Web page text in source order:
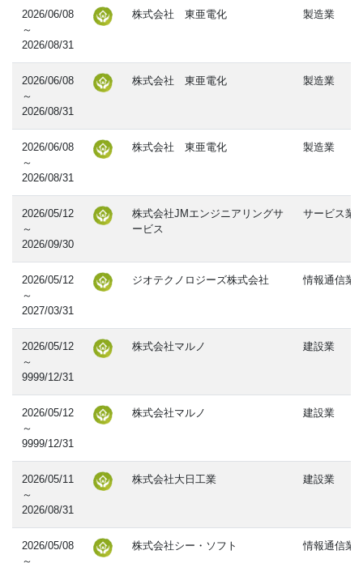
2026/06/08
～
2026/08/31
株式会社 東亜電化 製造業
2026/06/08
～
2026/08/31
株式会社 東亜電化 製造業
2026/06/08
～
2026/08/31
株式会社 東亜電化 製造業
2026/05/12
～
2026/09/30
株式会社JMエンジニアリングサ
ービス
サービス業
2026/05/12
～
2027/03/31
ジオテクノロジーズ株式会社 情報通信業
2026/05/12
～
9999/12/31
株式会社マルノ 建設業
2026/05/12
～
9999/12/31
株式会社マルノ 建設業
2026/05/11
～
2026/08/31
株式会社大日工業 建設業
2026/05/08
株式会社シー・ソフト 情報通信業